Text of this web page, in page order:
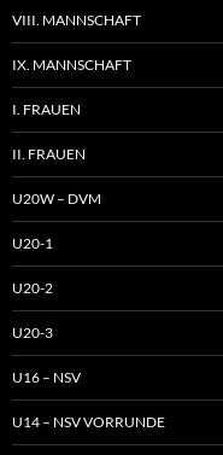
VIII. MANNSCHAFT
IX. MANNSCHAFT
I. FRAUEN
II. FRAUEN
U20W – DVM
U20-1
U20-2
U20-3
U16 – NSV
U14 – NSV VORRUNDE